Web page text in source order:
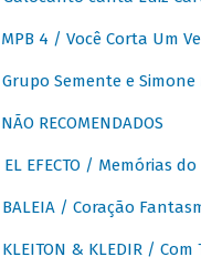
MPB 4 / Você Corta Um
Grupo Semente e
NÃO RECOMENDADOS
EL EFECTO / Memórias do
BALEIA / Coração
KLEITON & KLEDIR /